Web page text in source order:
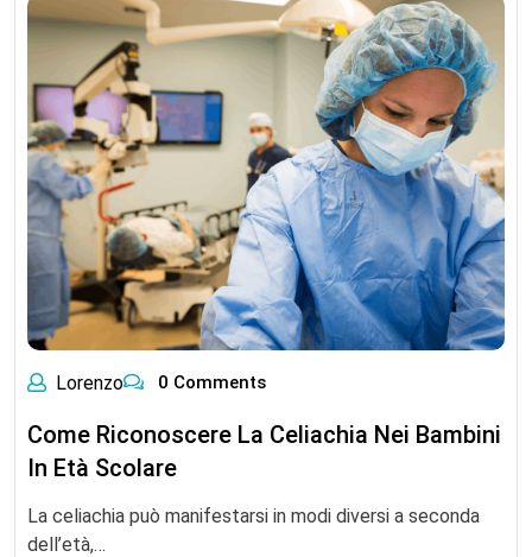
Lorenzo 0 Comments
Come Riconoscere La Celiachia Nei Bambini
In Età Scolare
La celiachia può manifestarsi in modi diversi a seconda
dell’età,…